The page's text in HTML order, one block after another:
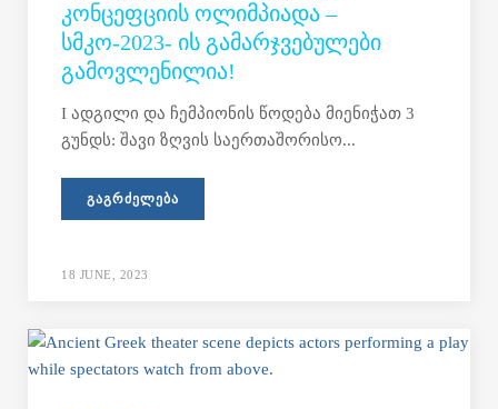
ᲙᲝᲜᲪᲔᲤᲪᲘᲘᲡ ᲝᲚᲘᲛᲞᲘᲐᲓᲐ –
ᲡᲛᲙᲝ-2023- ᲘᲡ ᲒᲐᲛᲐᲠᲯᲕᲔᲑᲣᲚᲔᲑᲘ
ᲒᲐᲛᲝᲕᲚᲔᲜᲘᲚᲘᲐ!
I ადგილი და ჩემპიონის წოდება მიენიჭათ 3
გუნდს: შავი ზღვის საერთაშორისო...
ᲒᲐᲒᲠᲫᲔᲚᲔᲑᲐ
18 JUNE, 2023